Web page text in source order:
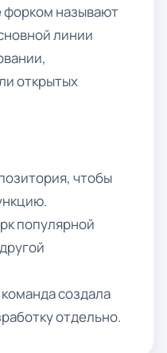
называют
линии
открытых
чтобы
популярной
создала
отдельно.